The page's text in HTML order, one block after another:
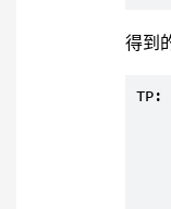
得到
TP: